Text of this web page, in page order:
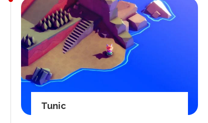
Tunic